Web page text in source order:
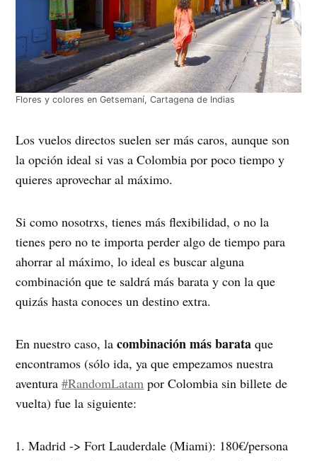
Flores y colores en Getsemaní, Cartagena de Indias
Los vuelos directos suelen ser más caros, aunque son
la opción ideal si vas a Colombia por poco tiempo y
quieres aprovechar al máximo.
Si como nosotrxs, tienes más flexibilidad, o no la
tienes pero no te importa perder algo de tiempo para
ahorrar al máximo, lo ideal es buscar alguna
combinación que te saldrá más barata y con la que
quizás hasta conoces un destino extra.
En nuestro caso, lacombinación más barata que
encontramos (sólo ida, ya que empezamos nuestra
aventura#RandomLatam por Colombia sin billete de
vuelta) fue la siguiente:
Madrid -> Fort Lauderdale (Miami): 180€/persona